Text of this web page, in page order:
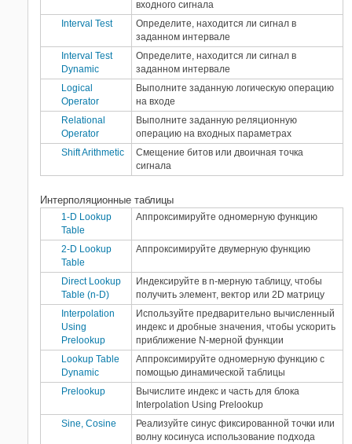
входного сигнала
Interval Test
Определите, находится ли сигнал в
заданном интервале
Interval Test
Dynamic
Определите, находится ли сигнал в
заданном интервале
Logical
Operator
Выполните заданную логическую операцию
на входе
Relational
Operator
Выполните заданную реляционную
операцию на входных параметрах
Shift Arithmetic
Смещение битов или двоичная точка
сигнала
Интерполяционные таблицы
1-D Lookup
Table
Аппроксимируйте одномерную функцию
2-D Lookup
Table
Аппроксимируйте двумерную функцию
Direct Lookup
Table (n-D)
Индексируйте в n-мерную таблицу, чтобы
получить элемент, вектор или 2D матрицу
Interpolation
Using
Prelookup
Используйте предварительно вычисленный
индекс и дробные значения, чтобы ускорить
приближение N-мерной функции
Lookup Table
Dynamic
Аппроксимируйте одномерную функцию с
помощью динамической таблицы
Prelookup
Вычислите индекс и часть для блока
Interpolation Using Prelookup
Sine, Cosine
Реализуйте синус фиксированной точки или
волну косинуса использование подхода